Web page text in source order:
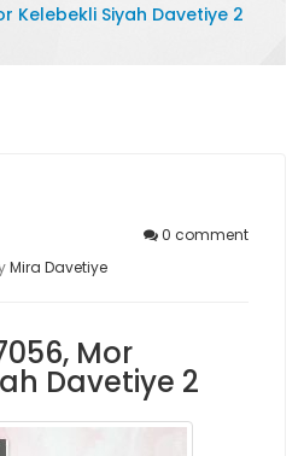
Kelebekli Siyah Davetiye 2
0 comment
Mira Davetiye
Mor
Davetiye 2